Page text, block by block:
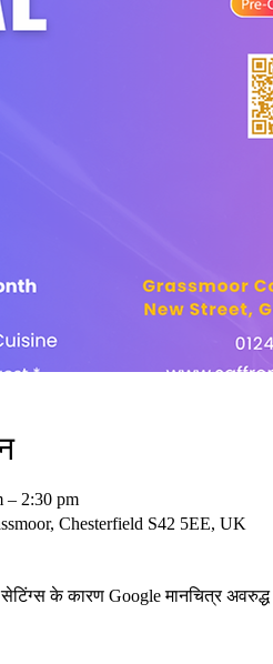
– 2:30 pm
Chesterfield S42 5EE, UK
के कारण Google मानचित्र